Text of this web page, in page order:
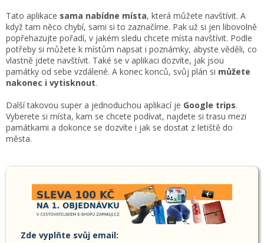
Tato aplikace sama nabídne místa, která můžete navštívit. A
když tam něco chybí, sami si to zaznačíme. Pak už si jen libovolně
popřehazujte pořadí, v jakém sledu chcete místa navštívit. Podle
potřeby si můžete k místům napsat i poznámky, abyste věděli, co
vlastně jdete navštívit. Také se v aplikaci dozvíte, jak jsou
památky od sebe vzdálené. A konec konců, svůj plán si můžete
nakonec i vytisknout.
Další takovou super a jednoduchou aplikací je Google trips.
Vyberete si místa, kam se chcete podívat, najdete si trasu mezi
památkami a dokonce se dozvíte i jak se dostat z letiště do
města.
Zde vyplňte svůj email: